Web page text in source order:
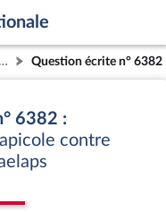
Question écrite n° 6382
6382 :
contre